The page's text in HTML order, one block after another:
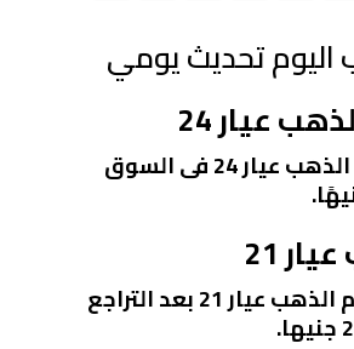
اليوم تحديث يومي
عيار 24
الذهب عيار 24 فى السوق
21
الذهب عيار 21 بعد التراجع